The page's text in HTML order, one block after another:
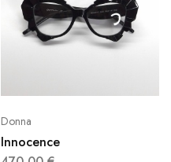
Donna
Innocence